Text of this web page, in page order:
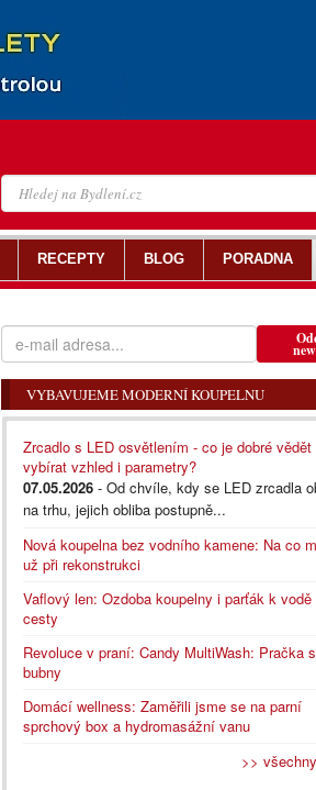
VYBAVUJEME MODERNÍ KOUPELNU
Zrcadlo s LED osvětlením - co je dobré
vybírat vzhled i parametry?
07.05.2026 - Od chvíle, kdy se LED zrcadla
na trhu, jejich obliba postupně...
Nová koupelna bez vodního kamene: Na co
už při rekonstrukci
Vaflový len: Ozdoba koupelny i parťák k vodě
cesty
Revoluce v praní: Candy MultiWash: Pračka
bubny
Domácí wellness: Zaměřili jsme se na parní
sprchový box a hydromasážní vanu
>>
RECEPTY BLOG PORADNA